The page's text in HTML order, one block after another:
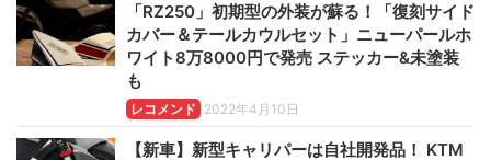
「RZ250」初期型の外装が蘇る！「復刻サイド
カバー＆テールカウルセット」ニューパールホ
ワイト8万8000円で発売 ステッカー&未塗装
も
レコメンド 2022年4月10日
【新車】新型キャリパーは自社開発品！ KTM